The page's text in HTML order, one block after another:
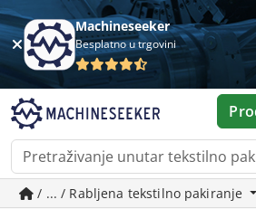
Machineseeker
Besplatno u trgovini
/ ... / Rabljena tekstilno pakiranje